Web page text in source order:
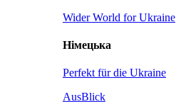
Wider World for Ukraine
Німецька
Perfekt für die Ukraine
AusBlick